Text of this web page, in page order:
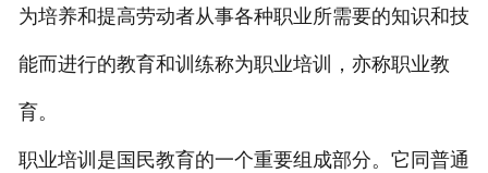
为培养和提高劳动者从事各种职业所需要的知识和技
能而进行的教育和训练称为职业培训，亦称职业教
育。
职业培训是国民教育的一个重要组成部分。它同普通